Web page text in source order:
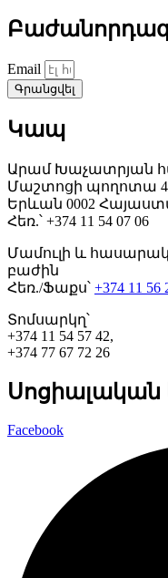
Email
Գրանցվել
Կապ
Արամ Խաչատրյան
Մաշտոցի պողոտա
Երևան 0002
Հեռ.՝ +374 11 54 07 06
Մամուլի և
բաժին
Հեռ./Ֆաքս՝ +374 11 56
Տոմսարկղ՝
+374 11 54 57 42,
+374 77 67 72 26
Սոցիալական
Facebook